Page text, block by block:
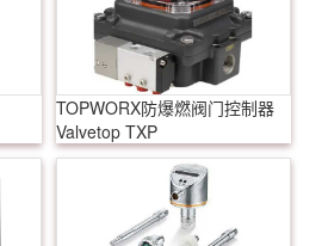
TOPWORX防爆燃阀门控制器
Valvetop TXP